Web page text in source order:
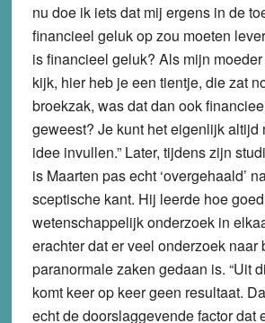
nu doe ik iets dat mij ergens in de
financieel geluk op zou moeten
is financieel geluk? Als mijn
kijk, hier heb je een tientje, die zat
broekzak, was dat dan ook
geweest? Je kunt het eigenlijk altijd
idee invullen.” Later, tijdens zijn
is Maarten pas echt ‘overgehaald’
sceptische kant. Hij leerde hoe goed
wetenschappelijk onderzoek in
erachter dat er veel onderzoek naar
paranormale zaken gedaan is. “Uit
komt keer op keer geen resultaat.
echt de doorslaggevende factor dat